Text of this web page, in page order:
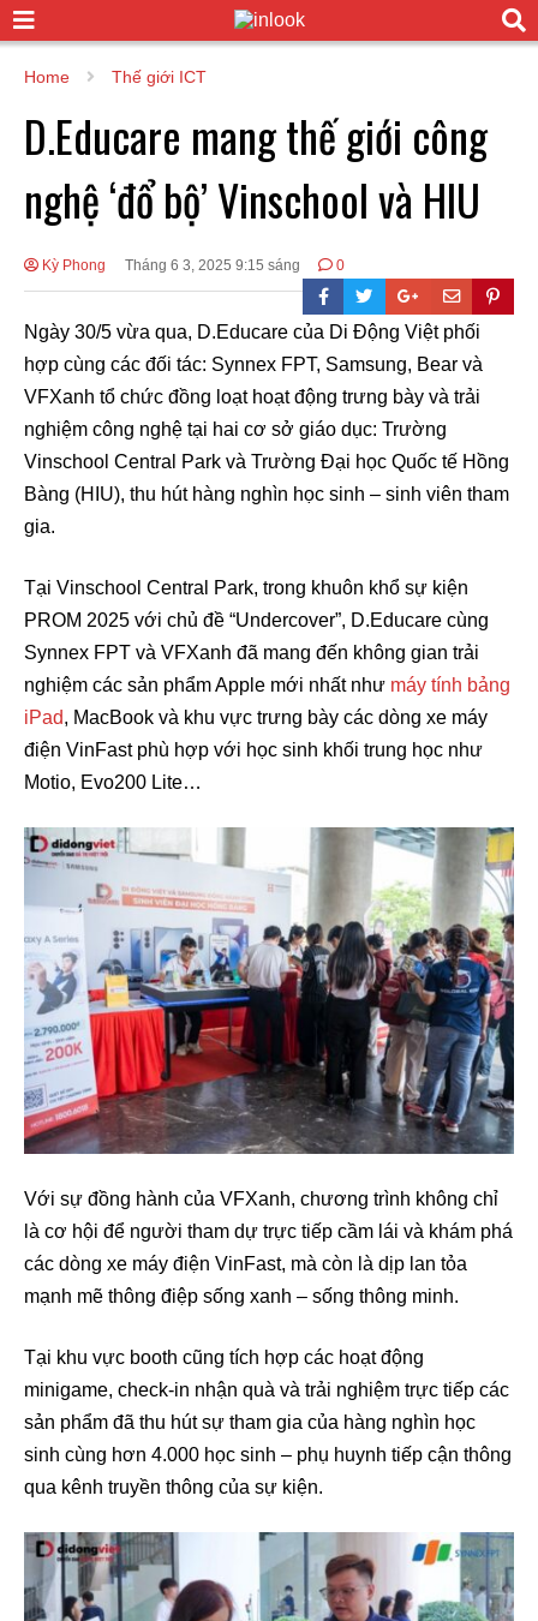
Home Thế giới ICT
D.Educare mang thế giới công
nghệ ‘đổ bộ’ Vinschool và HIU
Kỳ Phong Tháng 6 3, 2025 9:15 sáng 0
Ngày 30/5 vừa qua, D.Educare của Di Động Việt phối
hợp cùng các đối tác: Synnex FPT, Samsung, Bear và
VFXanh tổ chức đồng loạt hoạt động trưng bày và trải
nghiệm công nghệ tại hai cơ sở giáo dục: Trường
Vinschool Central Park và Trường Đại học Quốc tế Hồng
Bàng (HIU), thu hút hàng nghìn học sinh – sinh viên tham
gia.
Tại Vinschool Central Park, trong khuôn khổ sự kiện
PROM 2025 với chủ đề “Undercover”, D.Educare cùng
Synnex FPT và VFXanh đã mang đến không gian trải
nghiệm các sản phẩm Apple mới nhất như máy tính bảng
iPad, MacBook và khu vực trưng bày các dòng xe máy
điện VinFast phù hợp với học sinh khối trung học như
Motio, Evo200 Lite…
Với sự đồng hành của VFXanh, chương trình không chỉ
là cơ hội để người tham dự trực tiếp cầm lái và khám phá
các dòng xe máy điện VinFast, mà còn là dịp lan tỏa
mạnh mẽ thông điệp sống xanh – sống thông minh.
Tại khu vực booth cũng tích hợp các hoạt động
minigame, check-in nhận quà và trải nghiệm trực tiếp các
sản phẩm đã thu hút sự tham gia của hàng nghìn học
sinh cùng hơn 4.000 học sinh – phụ huynh tiếp cận thông
qua kênh truyền thông của sự kiện.